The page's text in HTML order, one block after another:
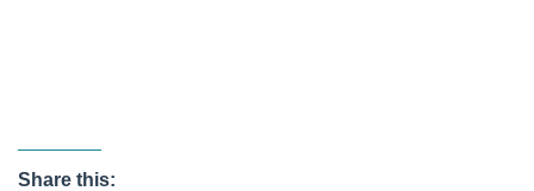
Share this: